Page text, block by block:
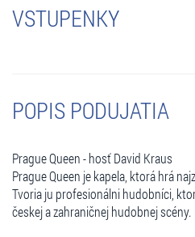
VSTUPENKY
POPIS PODUJATIA
Prague Queen - hosť David Kraus
Prague Queen je kapela, ktorá hrá
Tvoria ju profesionálni hudobníci,
českej a zahraničnej hudobnej scény.